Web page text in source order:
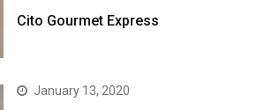
Cito Gourmet Express
January 13, 2020